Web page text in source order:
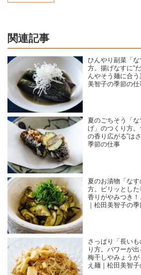
関連記事
ひんやり副菜「
方。揚げなすに“
んやそう麺に合
美智子の季節の仕
夏のごちそう「
げ」のつくり方。
の香り広がる”は
季節の仕事
夏のお漬物「な
方。ピリッとし
香りがやみつき
｜松田美智子の
さっぱり「長いも
り方。パワーが出
梅干しやみょう
え麺｜松田美智